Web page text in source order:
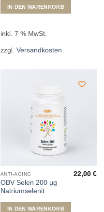
IN DEN WARENKORB
inkl. 7 % MwSt.
zzgl. Versandkosten
ANTI-AGING
OBV Selen 200 µg
Natriumselenit
22,00€
IN DEN WARENKORB